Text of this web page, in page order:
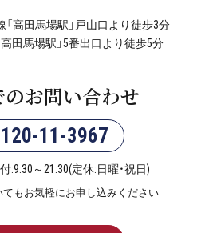
「高田馬場駅」戸山口より徒歩3分
田馬場駅」5番出口より徒歩5分
お問い合わせ
11-3967
:9:30～21:30(定休:日曜・祝日)
もお気軽にお申し込みください